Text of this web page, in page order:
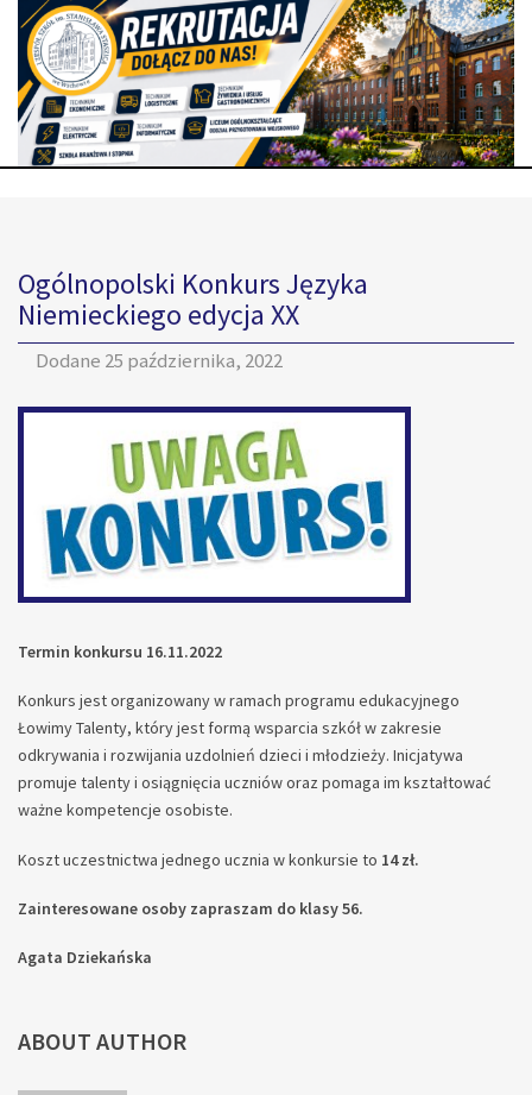
Ogólnopolski Konkurs Języka
Niemieckiego edycja XX
Dodane 25 października, 2022
Termin konkursu 16.11.2022
Konkurs jest organizowany w ramach programu edukacyjnego
Łowimy Talenty, który jest formą wsparcia szkół w zakresie
odkrywania i rozwijania uzdolnień dzieci i młodzieży. Inicjatywa
promuje talenty i osiągnięcia uczniów oraz pomaga im kształtować
ważne kompetencje osobiste.
Koszt uczestnictwa jednego ucznia w konkursie to 14 zł.
Zainteresowane osoby zapraszam do klasy 56.
Agata Dziekańska
ABOUT AUTHOR